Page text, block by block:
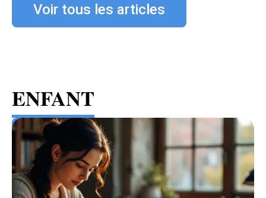
Voir tous les articles
ENFANT
Voir tous les articles